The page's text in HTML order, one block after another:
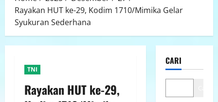
Rayakan HUT ke-29, Kodim 1710/Mimika Gelar
Syukuran Sederhana
TNI
Rayakan HUT ke-29,
CARI